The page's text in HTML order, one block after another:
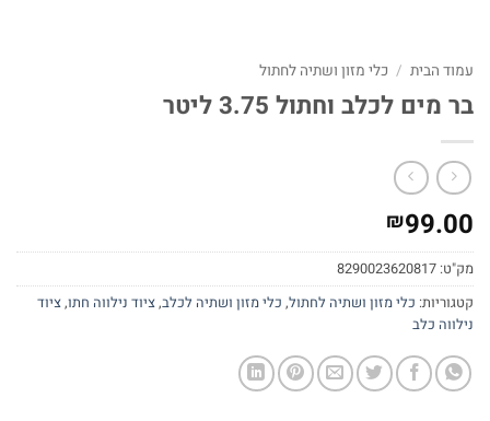
עמוד הבית / כלי מזון ושתיה לחתול
בר מים לכלב וחתול 3.75 ליטר
₪99.00
מק"ט: 8290023620817
קטגוריות: כלי מזון ושתיה לחתול, כלי מזון ושתיה לכלב,ציוד נילווה חתו,ציוד
נילווה כלב